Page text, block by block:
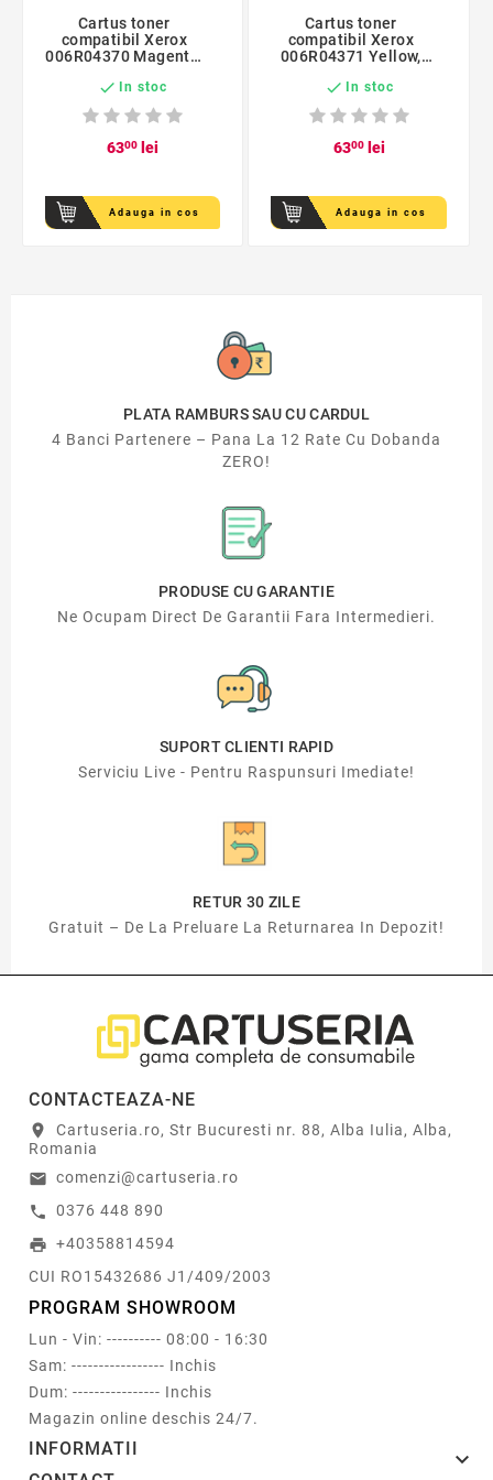
Cartus toner
compatibil Xerox
006R04370 Magenta,
 In stoc
6300lei
Adauga in cos
Cartus toner
compatibil Xerox
006R04371 Yellow,
 In stoc
6300lei
Adauga in cos
PLATA RAMBURS SAU CU CARDUL
4 Banci Partenere – Pana La 12 Rate Cu Dobanda
ZERO!
PRODUSE CU GARANTIE
Ne Ocupam Direct De Garantii Fara Intermedieri.
SUPORT CLIENTI RAPID
Serviciu Live - Pentru Raspunsuri Imediate!
RETUR 30 ZILE
Gratuit – De La Preluare La Returnarea In Depozit!
CONTACTEAZA-NE
location_on
Cartuseria.ro, Str Bucuresti nr. 88, Alba Iulia, Alba,
Romania
email comenzi@cartuseria.ro
call 0376 448 890
print +40358814594
CUI RO15432686 J1/409/2003
PROGRAM SHOWROOM
Lun - Vin: ---------- 08:00 - 16:30
Sam: ----------------- Inchis
Dum: ---------------- Inchis
Magazin online deschis 24/7.
INFORMATII 